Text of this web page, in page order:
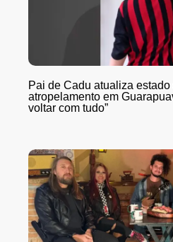
Pai de Cadu atualiza
atropelamento em
voltar com tudo”